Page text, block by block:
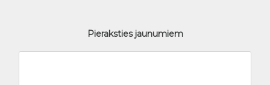
Pieraksties jaunumiem